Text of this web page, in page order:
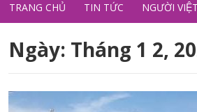
TRANG CHỦ TIN TỨC NGƯỜI
Ngày: Tháng 1 2,